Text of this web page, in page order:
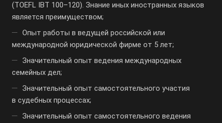
(TOEFL IBT 100–120). Знание иных иностранных языков
является преимуществом;
Опыт работы в ведущей российской или
международной юридической фирме от 5 лет;
Значительный опыт ведения международных
семейных дел;
Значительный опыт самостоятельного участия
в судебных процессах;
Значительный опыт самостоятельного ведения